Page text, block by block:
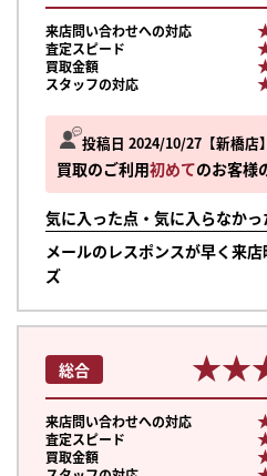
投稿日 2024/10/27 新橋店
買取のご利用初めてのお客様
気に入った点・気に入らなかっ
メールのレスポンスが早く来
ズ
来店問い合わせへの対応
査定スピード
買取金額
スタッフの対応
総合
来店問い合わせへの対応
査定スピード
買取金額
かんたん30